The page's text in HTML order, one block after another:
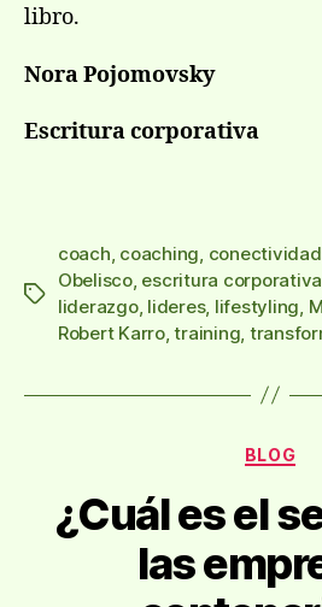
libro.
Nora Pojomovsky
Escritura corporativa
Etiquetas
coach coaching conectividad
Obelisco, escritura corporativa
liderazgo, lideres, lifestyling
Robert Karro,training
BLOG
¿Cuál es el
las